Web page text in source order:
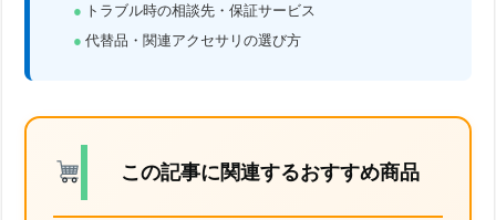
トラブル時の相談先・保証サービス
代替品・関連アクセサリの選び方
この記事に関連するおすすめ商品